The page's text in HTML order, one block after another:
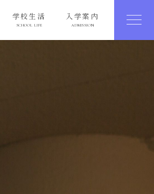
学校生活
SCHOOL LIFE
入学案内
ADMISSION